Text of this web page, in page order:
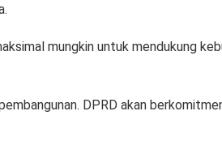
mungkin untuk mendukung
DPRD akan